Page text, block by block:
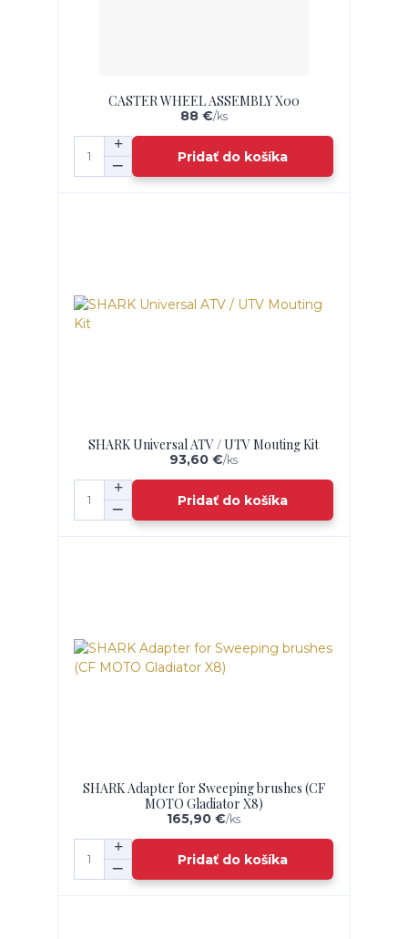
CASTER WHEEL ASSEMBLY X00
88 €/ks
Pridať do košíka
SHARK Universal ATV / UTV Mouting Kit
93,60 €/ks
Pridať do košíka
SHARK Adapter for Sweeping brushes (CF
MOTO Gladiator X8)
165,90 €/ks
Pridať do košíka